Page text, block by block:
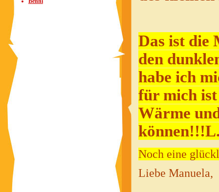
Das ist die
den
habe ich
für mich ist
Wärme
Noch eine
Liebe Manuela,